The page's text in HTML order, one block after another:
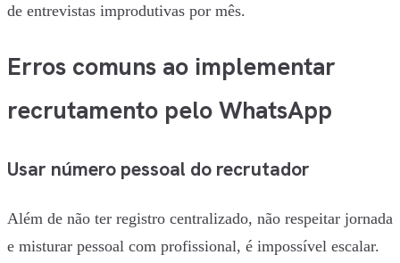
de entrevistas improdutivas por mês.
Erros comuns ao implementar
recrutamento pelo WhatsApp
Usar número pessoal do recrutador
Além de não ter registro centralizado, não respeitar jornada
e misturar pessoal com profissional, é impossível escalar.